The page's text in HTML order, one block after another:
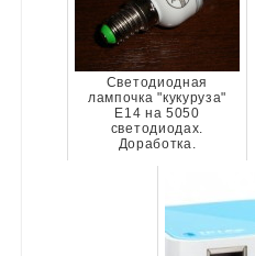
Светодиодная
лампочка "кукуруза"
E14 на 5050
светодиодах.
Доработка.